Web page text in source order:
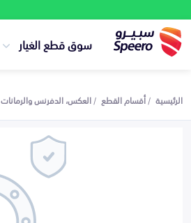
سوق قطع الغيار
الرئيسية أقسام القطع العكس، الدفرنس والرمانات